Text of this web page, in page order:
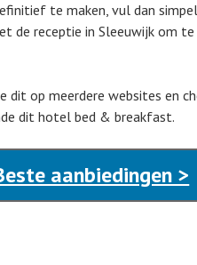
te maken, vul dan
de receptie in Sleeuwijk om
op meerdere websites en
dit hotel bed & breakfast.
aanbiedingen >